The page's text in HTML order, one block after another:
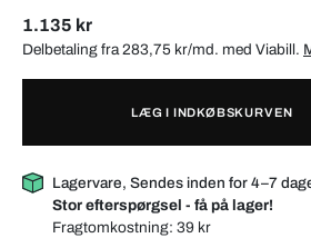
1.135 kr
Delbetaling fra 283,75 kr/md. med Viabill.
LÆG I INDKØBSKURVEN
Lagervare, Sendes inden for 4–7
Stor efterspørgsel - få på lager!
Fragtomkostning:39 kr